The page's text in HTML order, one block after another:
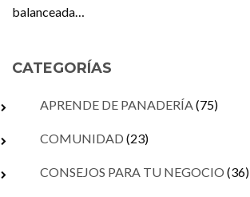
CATEGORÍAS
APRENDE DE PANADERÍA(75)
COMUNIDAD (23)
CONSEJOS PARA TU NEGOCIO (36)